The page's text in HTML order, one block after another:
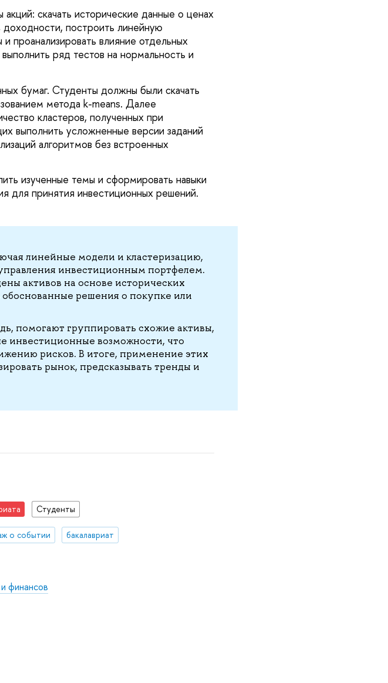
скачать исторические данные о ценах
доходности, построить линейную
проанализировать влияние отдельных
ряд тестов на нормальность и
бумаг. Студенты должны были скачать
метода k-means. Далее
кластеров, полученных при
выполнить усложненные версии заданий
алгоритмов без встроенных
изученные темы и сформировать навыки
для принятия инвестиционных решений.
линейные модели и кластеризацию,
инвестиционным портфелем.
активов на основе исторических
решения о покупке или
помогают группировать схожие активы,
инвестиционные возможности, что
рисков. В итоге, применение этих
рынок, предсказывать тренды и
Студенты
о событии бакалавриат
финансов